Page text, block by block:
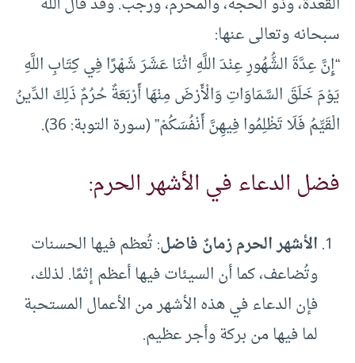
سبحانه وتعالى عنها:
“إِنَّ عِدَّةَ الشُّهُورِ عِنْدَ اللَّهِ اثْنَا عَشَرَ شَهْرًا فِي كِتَابِ اللَّهِ
يَوْمَ خَلَقَ السَّمَاوَاتِ وَالْأَرْضَ مِنْهَا أَرْبَعَةٌ حُرُمٌ ذَلِكَ الدِّينُ
الْقَيِّمُ فَلَا تَظْلِمُوا فِيهِنَّ أَنْفُسَكُمْ” (سورة التوبة: 36).
فضل الدعاء في الأشهر الحرم:
الأشهر الحرم زمانٌ فاضل: تُعظم فيها الحسنات
وتُضاعف، كما أن السيئات فيها أعظم إثمًا. لذلك،
فإن الدعاء في هذه الأشهر من الأعمال المستحبة
لما فيها من بركة وأجر عظيم.